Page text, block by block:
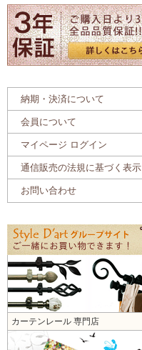
納期・決済について
会員について
マイページ ログイン
通信販売の法規に基づく表示
お問い合わせ
カーテンレール 専門店